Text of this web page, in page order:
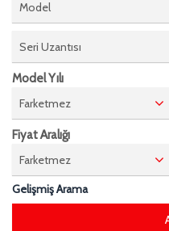
Model
Seri Uzantısı
Model Yılı
Farketmez
Fiyat Aralığı
Farketmez
Gelişmiş Arama